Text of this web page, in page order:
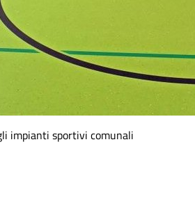
impianti sportivi comunali